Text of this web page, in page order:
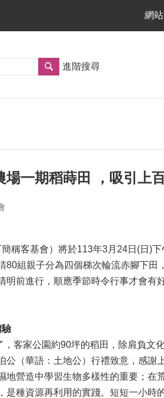
網
進階搜尋
場一期稻蒔田 ，吸引上
客基會）將於113年3月24日(日)
80組親子分為四個梯次輪流赤腳下
明前進行，順應季節時令行事才會
家公園約90坪的稻田，除肩負文
公（華語：土地公）行禮致意，感
地營造中學習生物多樣性的重要；
是種資源再利用的實踐。短短一小